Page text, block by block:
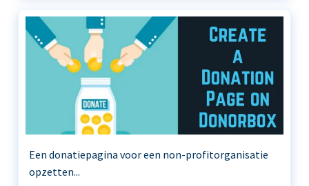
Een donatiepagina voor een non-profitorganisatie
opzetten...